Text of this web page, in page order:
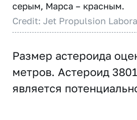
серым, Марса – красным.
Credit: Jet Propulsion
Размер астероида
метров. Астероид
является